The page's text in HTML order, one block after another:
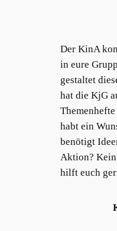
Der KinA
in eure
gestaltet
hat die KjG
habt ein
benötigt
Aktion?
hilft euch